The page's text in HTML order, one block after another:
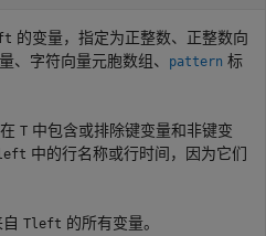
的变量，指定为正整数、正整数向
、字符向量元胞数组、
pattern 标
在 T 中包含或排除键变量和非键变
中的行名称或行时间，因为它们
Tleft 的所有变量。